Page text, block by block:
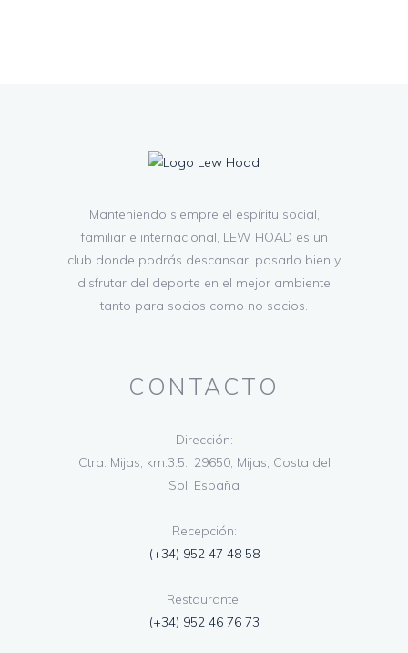
Manteniendo siempre el espíritu social,
familiar e internacional, LEW HOAD es un
club donde podrás descansar, pasarlo bien y
disfrutar del deporte en el mejor ambiente
tanto para socios como no socios.
CONTACTO
Dirección:
Ctra. Mijas, km.3.5., 29650, Mijas, Costa del
Sol, España
Recepción:
(+34) 952 47 48 58
Restaurante:
(+34) 952 46 76 73